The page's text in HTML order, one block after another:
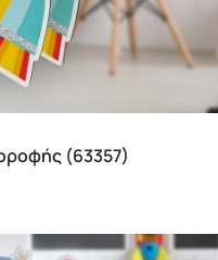
(63357)